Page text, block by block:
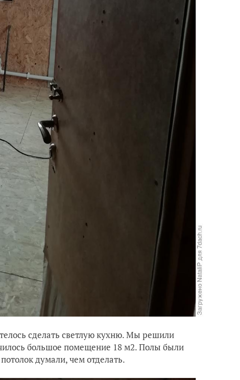
сделать светлую кухню. Мы решили
большое помещение 18 м2. Полы были
думали, чем отделать.